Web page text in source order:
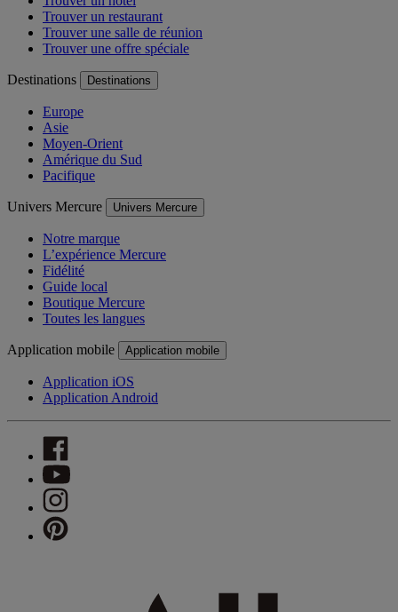
Trouver un restaurant
Trouver une salle de réunion
Trouver une offre spéciale
Destinations Destinations
Europe
Asie
Moyen-Orient
Amérique du Sud
Pacifique
Univers Mercure Univers Mercure
Notre marque
L’expérience Mercure
Fidélité
Guide local
Boutique Mercure
Toutes les langues
Application mobile Application mobile
Application iOS
Application Android